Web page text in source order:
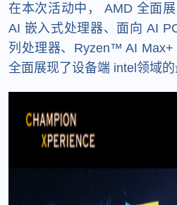
在本次活动中， AMD 全面
AI 嵌入式处理器、面向 AI
列处理器、Ryzen™ AI Max+
全面展现了设备端 intel领域